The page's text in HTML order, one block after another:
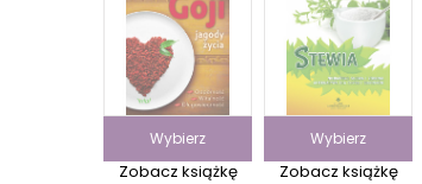
Wybierz
Zobacz książkę
Wybierz
Zobacz książkę